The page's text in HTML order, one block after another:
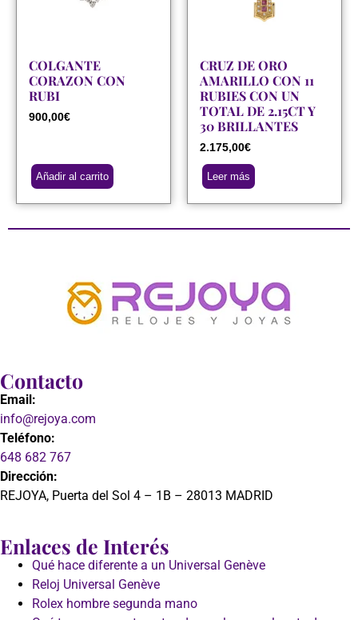
COLGANTE
CORAZON CON
RUBI
900,00€
Añadir al carrito
CRUZ DE ORO
AMARILLO CON 11
RUBIES CON UN
TOTAL DE 2.15CT Y
30 BRILLANTES
2.175,00€
Leer más
Contacto
Email:
info@rejoya.com
Teléfono:
648 682 767
Dirección:
REJOYA, Puerta del Sol 4 – 1B – 28013 MADRID
Enlaces de Interés
Qué hace diferente a un Universal Genève
Reloj Universal Genève
Rolex hombre segunda mano